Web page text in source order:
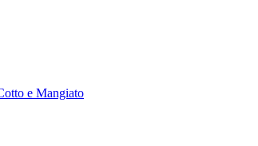
e Mangiato